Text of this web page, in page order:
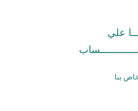
علي
بنا